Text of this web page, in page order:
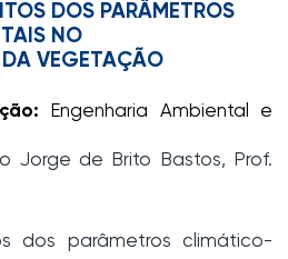
DOS PARÂMETROS
NO
DA VEGETAÇÃO
Engenharia Ambiental e
Jorge de Brito Bastos, Prof.
dos parâmetros climático-